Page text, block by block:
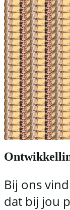
Bij ons
dat bij jou